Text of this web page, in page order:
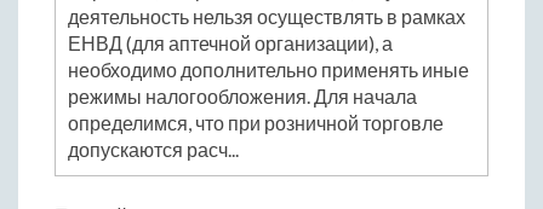
деятельность нельзя осуществлять в рамках
ЕНВД (для аптечной организации), а
необходимо дополнительно применять иные
режимы налогообложения. Для начала
определимся, что при розничной торговле
допускаются расч...